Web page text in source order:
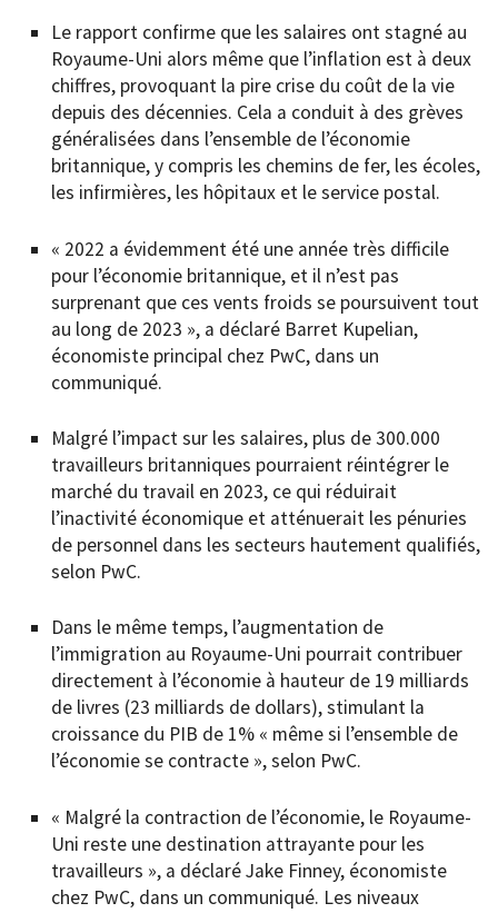
Le rapport confirme que les salaires ont stagné au
Royaume-Uni alors même que l’inflation est à deux
chiffres, provoquant la pire crise du coût de la vie
depuis des décennies. Cela a conduit à des grèves
généralisées dans l’ensemble de l’économie
britannique, y compris les chemins de fer, les écoles,
les infirmières, les hôpitaux et le service postal.
« 2022 a évidemment été une année très difficile
pour l’économie britannique, et il n’est pas
surprenant que ces vents froids se poursuivent tout
au long de 2023 », a déclaré Barret Kupelian,
économiste principal chez PwC, dans un
communiqué.
Malgré l’impact sur les salaires, plus de 300.000
travailleurs britanniques pourraient réintégrer le
marché du travail en 2023, ce qui réduirait
l’inactivité économique et atténuerait les pénuries
de personnel dans les secteurs hautement qualifiés,
selon PwC.
Dans le même temps, l’augmentation de
l’immigration au Royaume-Uni pourrait contribuer
directement à l’économie à hauteur de 19 milliards
de livres (23 milliards de dollars), stimulant la
croissance du PIB de 1% « même si l’ensemble de
l’économie se contracte », selon PwC.
« Malgré la contraction de l’économie, le Royaume-
Uni reste une destination attrayante pour les
travailleurs », a déclaré Jake Finney, économiste
chez PwC, dans un communiqué. Les niveaux